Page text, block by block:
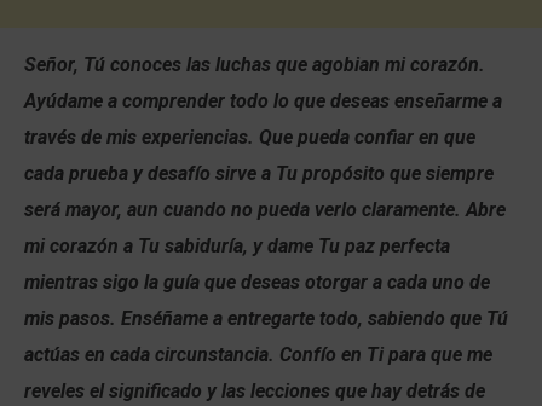
Señor, Tú conoces las luchas que agobian mi corazón.
Ayúdame a comprender todo lo que deseas enseñarme a
través de mis experiencias. Que pueda confiar en que
cada prueba y desafío sirve a Tu propósito que siempre
será mayor, aun cuando no pueda verlo claramente. Abre
mi corazón a Tu sabiduría, y dame Tu paz perfecta
mientras sigo la guía que deseas otorgar a cada uno de
mis pasos. Enséñame a entregarte todo, sabiendo que Tú
actúas en cada circunstancia. Confío en Ti para que me
reveles el significado y las lecciones que hay detrás de